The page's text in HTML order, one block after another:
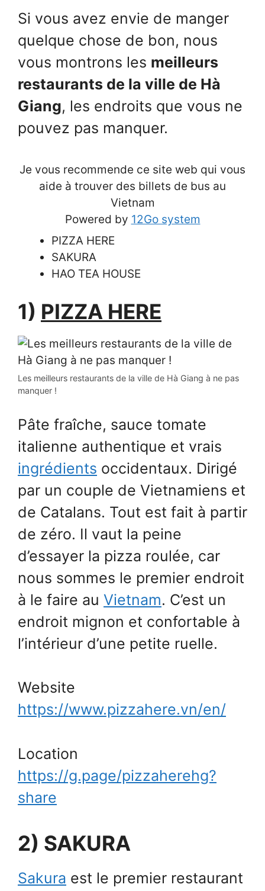
Si vous avez envie de manger
quelque chose de bon, nous
vous montrons les meilleurs
restaurants de la ville de Hà
Giang, les endroits que vous ne
pouvez pas manquer.
Je vous recommende ce site web qui vous
aide à trouver des billets de bus au
Vietnam
Powered by 12Go system
PIZZA HERE
SAKURA
HAO TEA HOUSE
1) PIZZA HERE
Les meilleurs restaurants de la ville de Hà Giang à ne pas
manquer !
Pâte fraîche, sauce tomate
italienne authentique et vrais
ingrédients occidentaux. Dirigé
par un couple de Vietnamiens et
de Catalans. Tout est fait à partir
de zéro. Il vaut la peine
d’essayer la pizza roulée, car
nous sommes le premier endroit
à le faire au Vietnam. C’est un
endroit mignon et confortable à
l’intérieur d’une petite ruelle.
Website
https://www.pizzahere.vn/en/
Location
https://g.page/pizzaherehg?
share
2) SAKURA
Sakura est le premier restaurant